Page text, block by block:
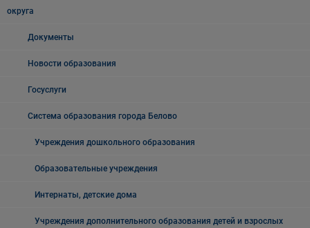
округа
Документы
Новости образования
Госуслуги
Система образования города Белово
Учреждения дошкольного образования
Образовательные учреждения
Интернаты, детские дома
Учреждения дополнительного образования детей и взрослых